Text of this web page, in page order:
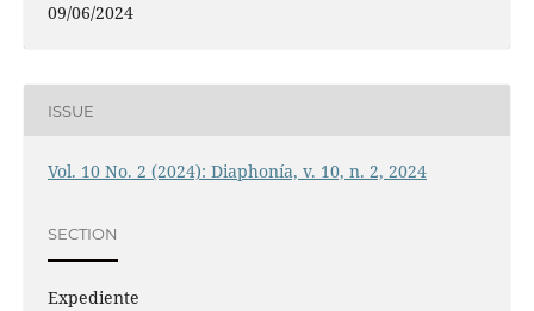
09/06/2024
ISSUE
Vol. 10 No. 2 (2024): Diaphonía, v. 10, n. 2, 2024
SECTION
Expediente